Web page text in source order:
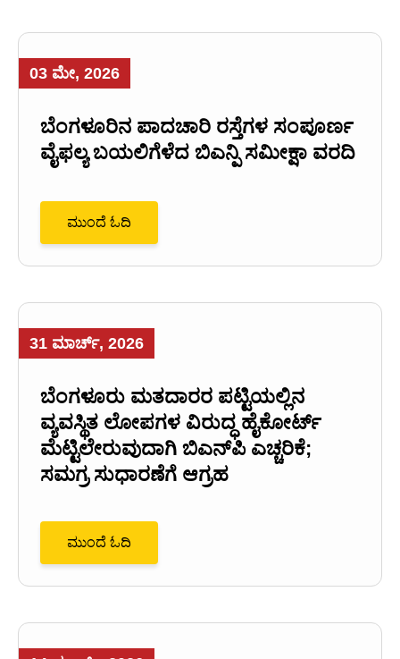
03 ಮೇ, 2026
ಬೆಂಗಳೂರಿನ ಪಾದಚಾರಿ ರಸ್ತೆಗಳ ಸಂಪೂರ್ಣ
ವೈಫಲ್ಯ ಬಯಲಿಗೆಳೆದ ಬಿಎನ್ಪಿ ಸಮೀಕ್ಷಾ ವರದಿ
ಮುಂದೆ ಓದಿ
31 ಮಾರ್ಚ್, 2026
ಬೆಂಗಳೂರು ಮತದಾರರ ಪಟ್ಟಿಯಲ್ಲಿನ
ವ್ಯವಸ್ಥಿತ ಲೋಪಗಳ ವಿರುದ್ಧ ಹೈಕೋರ್ಟ್
ಮೆಟ್ಟಿಲೇರುವುದಾಗಿ ಬಿಎನ್‌ಪಿ ಎಚ್ಚರಿಕೆ;
ಸಮಗ್ರ ಸುಧಾರಣೆಗೆ ಆಗ್ರಹ
ಮುಂದೆ ಓದಿ